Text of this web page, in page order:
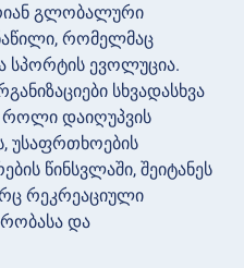
გლობალური
რომელმაც
სპორტის ევოლუცია.
სხვადასხვა
როლი დაიღუპვის
უსაფრთხოების
წინსვლაში, შეიტანეს
რეკრეაციული
და